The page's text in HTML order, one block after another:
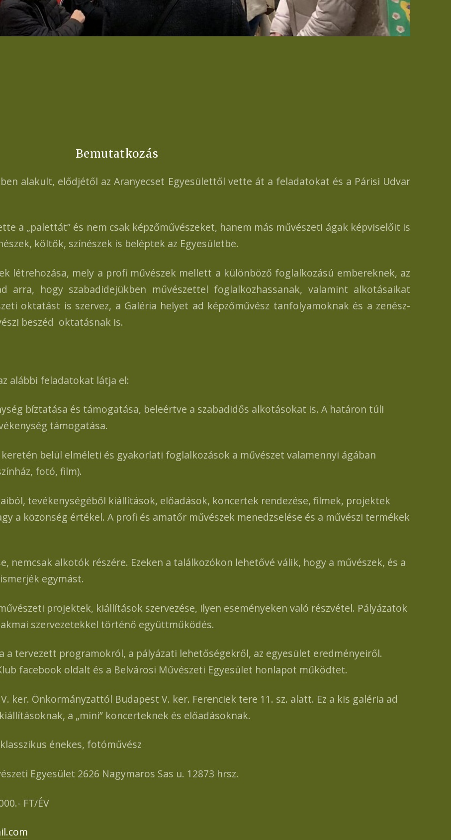
Bemutatkozás
alakult, elődjétől az Aranyecset Egyesülettől vette át a feladatokat és a Párisi Udvar
a „palettát” és nem csak képzőművészeket, hanem más művészeti ágak képviselőit is
költők, színészek is beléptek az Egyesületbe.
létrehozása, mely a profi művészek mellett a különböző foglalkozású embereknek, az
hogy szabadidejükben művészettel foglalkozhassanak, valamint alkotásaikat
oktatást is szervez, a Galéria helyet ad képzőművész tanfolyamoknak és a zenész-
beszéd oktatásnak is.
alábbi feladatokat látja el:
bíztatása és támogatása, beleértve a szabadidős alkotásokat is. A határon túli
támogatása.
belül elméleti és gyakorlati foglalkozások a művészet valamennyi ágában
fotó, film).
tevékenységéből kiállítások, előadások, koncertek rendezése, filmek, projektek
a közönség értékel. A profi és amatőr művészek menedzselése és a művészi termékek
alkotók részére. Ezeken a találkozókon lehetővé válik, hogy a művészek, és a
egymást.
projektek, kiállítások szervezése, ilyen eseményeken való részvétel. Pályázatok
szervezetekkel történő együttműködés.
programokról, a pályázati lehetőségekről, az egyesület eredményeiről.
facebook oldalt és a Belvárosi Művészeti Egyesület honlapot működtet.
Önkormányzattól Budapest V. ker. Ferenciek tere 11. sz. alatt. Ez a kis galéria ad
a „mini” koncerteknek és előadásoknak.
énekes, fotóművész
Egyesület 2626 Nagymaros Sas u. 12873 hrsz.
FT/ÉV